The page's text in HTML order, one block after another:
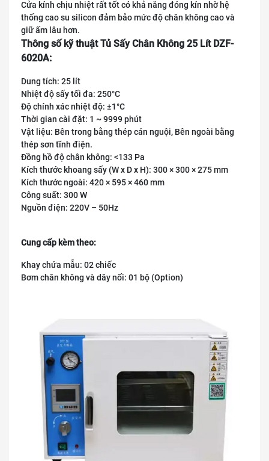
Cửa kính chịu nhiệt rất tốt có khả năng đóng kín nhờ hệ
thống cao su silicon đảm bảo mức độ chân không cao và
giữ ấm lâu hơn.
Thông số kỹ thuật Tủ Sấy Chân Không 25 Lít DZF-
6020A:
Dung tích: 25 lít
Nhiệt độ sấy tối đa: 250°C
Độ chính xác nhiệt độ: ±1°C
Thời gian cài đặt: 1 ~ 9999 phút
Vật liệu: Bên trong bằng thép cán nguội, Bên ngoài bằng
thép sơn tĩnh điện.
Đồng hồ độ chân không: <133 Pa
Kích thước khoang sấy (W x D x H): 300 × 300 × 275 mm
Kích thước ngoài: 420 × 595 × 460 mm
Công suất: 300 W
Nguồn điện: 220V – 50Hz
Cung cấp kèm theo:
Khay chứa mẫu: 02 chiếc
Bơm chân không và dây nối: 01 bộ (Option)